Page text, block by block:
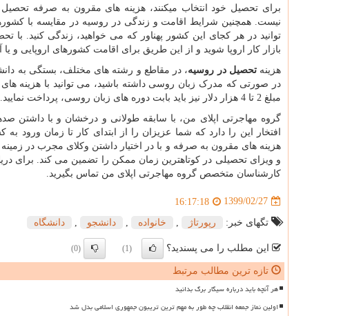
برای تحصیل خود انتخاب میکنند، هزینه های مقرون به صرفه
نیست. همچنین شرایط اقامت و زندگی در روسیه در مقایسه با
توانید در هر کجای این کشور پهناور که می خواهید، زندگی کنید. با
بازار کار اروپا شوید و از این طریق برای اقامت کشورهای اروپایی و یا
هزینهتحصیل در روسیه
در صورتی که مدرک زبان روسی داشته باشید، می توانید با هزینه
مبلغ 2 تا 4 هزار دلار نیز باید بابت دوره های زبان روسی، پرداخت نمایید.
گروه مهاجرتی اپلای من، با سابقه طولانی و درخشان و با داشتن
افتخار این را دارد که شما عزیزان را از ابتدای کار تا زمان ورود
هزینه های مقرون به صرفه و با در اختیار داشتن وکلای مجرب در
و ویزای تحصیلی در کوتاهترین زمان ممکن را تضمین می کند. برای
کارشناسان متخصص گروه مهاجرتی اپلای من تماس بگیرید.
1399/02/27
16:17:18
تگهای خبر: رپورتاژ خانواده دانشجو دانشگاه
این مطلب را می پسندید؟ (1)
(0)
تازه ترین مطالب مرتبط
هر آنچه باید درباره سیگار برگ بدانید
اولین نماز جمعه انقلاب چه طور به مهم ترین تریبون جمهوری اسلامی بدل شد